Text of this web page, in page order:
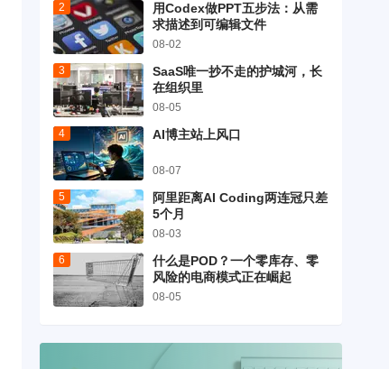
用Codex做PPT五步法：从需
求描述到可编辑文件
08-02
SaaS唯一抄不走的护城河，长
在组织里
08-05
AI博主站上风口
08-07
阿里距离AI Coding两连冠只差
5个月
08-03
什么是POD？一个零库存、零
风险的电商模式正在崛起
08-05